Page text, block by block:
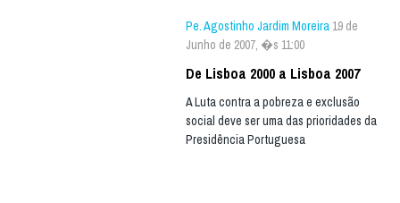
Pe. Agostinho Jardim Moreira 19 de
Junho de 2007, �s 11:00
De Lisboa 2000 a Lisboa 2007
A Luta contra a pobreza e exclusão
social deve ser uma das prioridades da
Presidência Portuguesa